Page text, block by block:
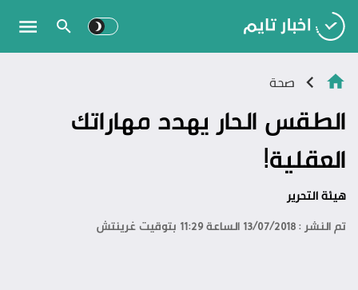
صحة
الطقس الحار يهدد مهاراتك
العقلية!
هيئة التحرير
تم النشر : 13/07/2018 الساعة 11:29 بتوقيت غرينتش